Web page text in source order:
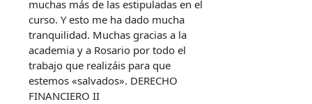
muchas más de las estipuladas en el
curso. Y esto me ha dado mucha
tranquilidad. Muchas gracias a la
academia y a Rosario por todo el
trabajo que realizáis para que
estemos «salvados». DERECHO
FINANCIERO II